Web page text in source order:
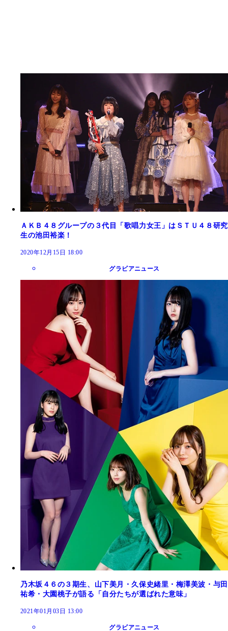
ＡＫＢ４８グループの３代目「歌唱力女王」はＳＴＵ４８研究
生の池田裕楽！
2020年12月15日 18:00
グラビアニュース
乃木坂４６の３期生、山下美月・久保史緒里・梅澤美波・与田
祐希・大園桃子が語る「自分たちが選ばれた意味」
2021年01月03日 13:00
グラビアニュース